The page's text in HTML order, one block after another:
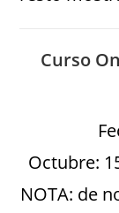
Curso
Octubre:
NOTA: de